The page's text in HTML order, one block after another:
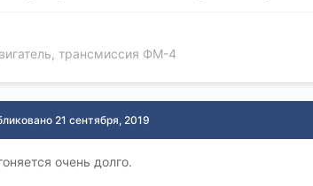
трансмиссия ФМ-4
21 сентября, 2019
очень долго.